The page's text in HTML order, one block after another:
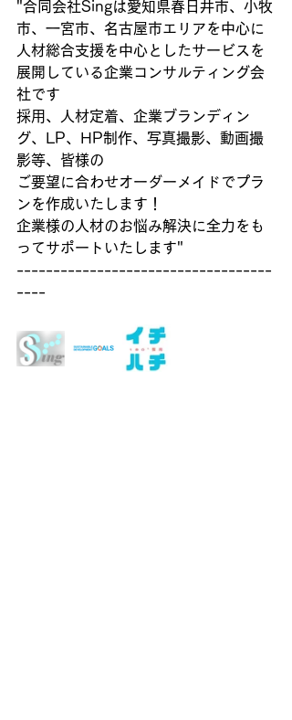
"合同会社Singは愛知県春日井市、小牧
市、一宮市、名古屋市エリアを中心に
人材総合支援を中心としたサービスを
展開している企業コンサルティング会
社です
採用、人材定着、企業ブランディン
グ、LP、HP制作、写真撮影、動画撮
影等、皆様の
ご要望に合わせオーダーメイドでプラ
ンを作成いたします！
企業様の人材のお悩み解決に全力をも
ってサポートいたします"
-----------------------------------
----